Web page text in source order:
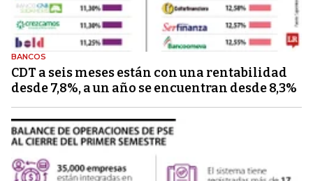
BANCOS
CDT a seis meses están con una rentabilidad
desde 7,8%, a un año se encuentran desde 8,3%